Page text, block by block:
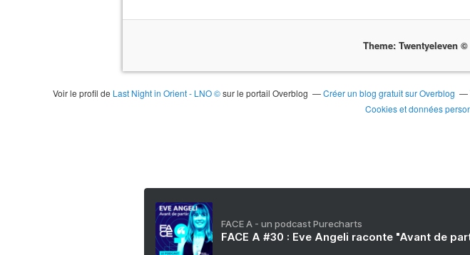
Theme: Twentyeleven
Voir le profil de Last Night in Orient - LNO ©sur le portail Overblog Créer un blog gratuit sur Overblog
Cookies et données
FACE A - un podcast Purecharts
FACE A #30 : Eve Angeli raconte "Avant de